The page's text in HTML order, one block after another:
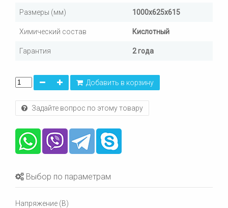
Размеры (мм) 1000х625х615
Химический состав Кислотный
Гарантия 2 года
Добавить в корзину
Задайте вопрос по этому товару
Выбор по параметрам
Напряжение (В)